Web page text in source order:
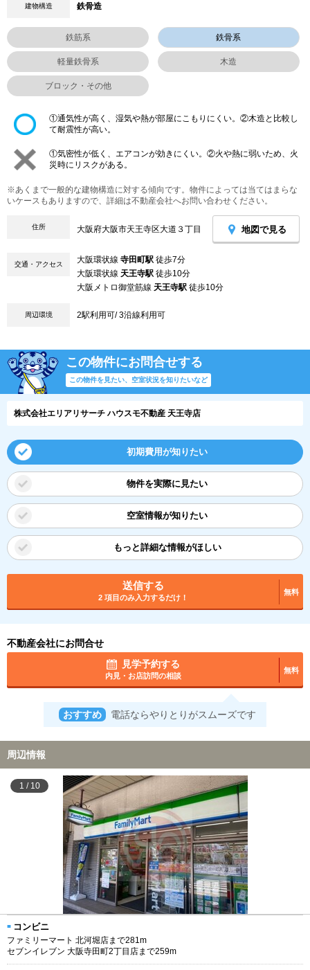
建物構造 鉄骨造
鉄筋系 鉄骨系
軽量鉄骨系 木造
ブロック・その他
①通気性が高く、湿気や熱が部屋にこもりにくい。②木造と比較し
て耐震性が高い。
①気密性が低く、エアコンが効きにくい。②火や熱に弱いため、火
災時にリスクがある。
※あくまで一般的な建物構造に対する傾向です。物件によっては当てはまらな
いケースもありますので、詳細は不動産会社へお問い合わせください。
住所 大阪府大阪市天王寺区大道３丁目 地図で見る
交通・アクセス 大阪環状線 寺田町駅 徒歩7分
大阪環状線 天王寺駅 徒歩10分
大阪メトロ御堂筋線 天王寺駅 徒歩10分
周辺環境 2駅利用可/ 3沿線利用可
この物件にお問合せする
この物件を見たい、空室状況を知りたいなど
株式会社エリアリサーチ ハウスモ不動産 天王寺店
初期費用が知りたい
物件を実際に見たい
空室情報が知りたい
もっと詳細な情報がほしい
送信する
2 項目のみ入力するだけ！
無料
不動産会社にお問合せ
見学予約する
内見・お店訪問の相談
無料
おすすめ 電話ならやりとりがスムーズです
周辺情報
1 / 10
コンビニ
ファミリーマート 北河堀店まで281m
セブンイレブン 大阪寺田町2丁目店まで259m